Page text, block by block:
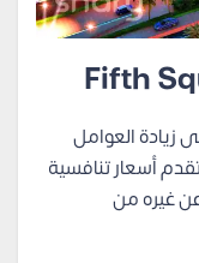
العوامل
أسعار تنافسية
غيره من